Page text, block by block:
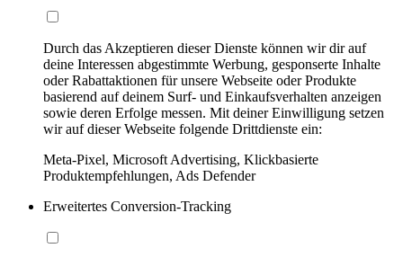
Durch das Akzeptieren dieser Dienste können wir dir auf
deine Interessen abgestimmte Werbung, gesponserte Inhalte
oder Rabattaktionen für unsere Webseite oder Produkte
basierend auf deinem Surf- und Einkaufsverhalten anzeigen
sowie deren Erfolge messen. Mit deiner Einwilligung setzen
wir auf dieser Webseite folgende Drittdienste ein:
Meta-Pixel, Microsoft Advertising, Klickbasierte
Produktempfehlungen, Ads Defender
Erweitertes Conversion-Tracking